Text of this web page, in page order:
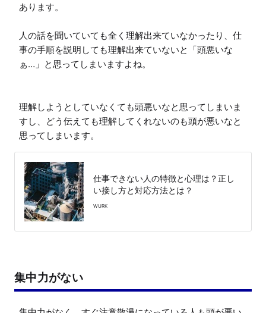
あります。
人の話を聞いていても全く理解出来ていなかったり、仕
事の手順を説明しても理解出来ていないと「頭悪いな
ぁ…」と思ってしまいますよね。
理解しようとしていなくても頭悪いなと思ってしまいま
すし、どう伝えても理解してくれないのも頭が悪いなと
思ってしまいます。
仕事できない人の特徴と心理は？正し
い接し方と対応方法とは？
WURK
集中力がない